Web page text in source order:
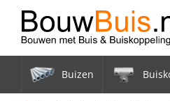
Buizen